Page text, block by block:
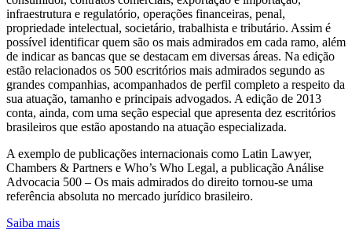
infraestrutura e regulatório, operações financeiras, penal,
propriedade intelectual, societário, trabalhista e tributário. Assim é
possível identificar quem são os mais admirados em cada ramo, além
de indicar as bancas que se destacam em diversas áreas. Na edição
estão relacionados os 500 escritórios mais admirados segundo as
grandes companhias, acompanhados de perfil completo a respeito da
sua atuação, tamanho e principais advogados. A edição de 2013
conta, ainda, com uma seção especial que apresenta dez escritórios
brasileiros que estão apostando na atuação especializada.
A exemplo de publicações internacionais como Latin Lawyer,
Chambers & Partners e Who’s Who Legal, a publicação Análise
Advocacia 500 – Os mais admirados do direito tornou-se uma
referência absoluta no mercado jurídico brasileiro.
Saiba mais